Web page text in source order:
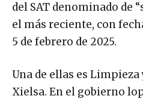
del SAT denominado de
el más reciente, con
5 de febrero de 2025.
Una de ellas es
Xielsa. En el gobierno